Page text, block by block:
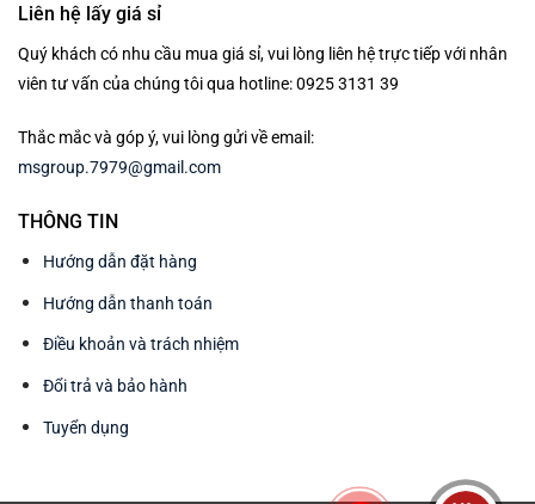
Liên hệ lấy giá sỉ
Quý khách có nhu cầu mua giá sỉ, vui lòng liên hệ trực tiếp với nhân
viên tư vấn của chúng tôi qua hotline: 0925 3131 39
Thắc mắc và góp ý, vui lòng gửi về email:
msgroup.7979@gmail.com
THÔNG TIN
Hướng dẫn đặt hàng
Hướng dẫn thanh toán
Điều khoản và trách nhiệm
Đổi trả và bảo hành
Tuyển dụng